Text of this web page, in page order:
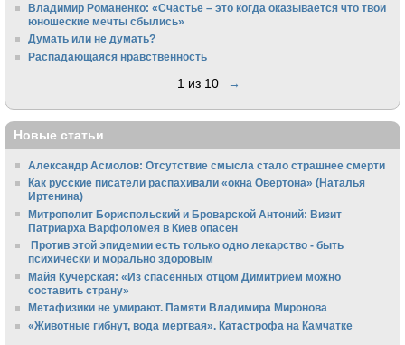
Владимир Романенко: «Счастье – это когда оказывается что твои
юношеские мечты сбылись»
Думать или не думать?
Распадающаяся нравственность
1 из 10 →
Новые статьи
Александр Асмолов: Отсутствие смысла стало страшнее смерти
Как русские писатели распахивали «окна Овертона» (Наталья
Иртенина)
Митрополит Бориспольский и Броварской Антоний: Визит
Патриарха Варфоломея в Киев опасен
Против этой эпидемии есть только одно лекарство - быть
психически и морально здоровым
Майя Кучерская: «Из спасенных отцом Димитрием можно
составить страну»
Метафизики не умирают. Памяти Владимира Миронова
«Животные гибнут, вода мертвая». Катастрофа на Камчатке